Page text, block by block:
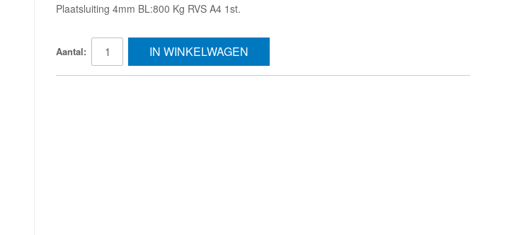
Plaatsluiting 4mm BL:800 Kg RVS A4 1st.
Aantal: IN WINKELWAGEN